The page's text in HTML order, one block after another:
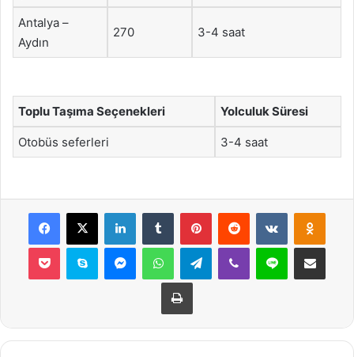
Antalya –
Aydın
270 3-4 saat
Toplu Taşıma Seçenekleri Yolculuk Süresi
Otobüs seferleri 3-4 saat
Facebook
X LinkedInTumblr PinterestReddit VKontakte
Pocket Skype MessengerWhatsAppTelegramViber Line E-Posta ile
Yazdır